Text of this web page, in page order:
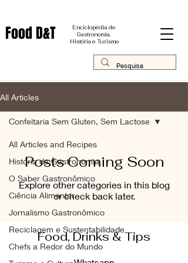
Food D&T
Enciclopédia de
Gastronomia,
História e Turismo
All Articles
All Articles and Recipes
História da Gastronomia
O Saber Gastronômico
Ciência Alimentar
Jornalismo Gastronômico
Reciclagem e Sustentabilidade
Chefs a Redor do Mundo
Confeitaria Sem Gluten, Sem Lactose
Posts Coming Soon
Explore other categories in this blog
or check back later.
Food, Drinks & Tips